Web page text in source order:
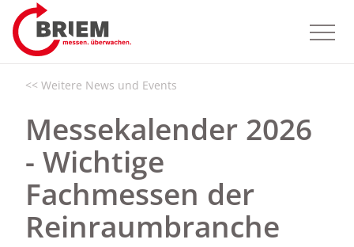
<< Weitere News und Events
Messekalender 2026
- Wichtige
Fachmessen der
Reinraumbranche